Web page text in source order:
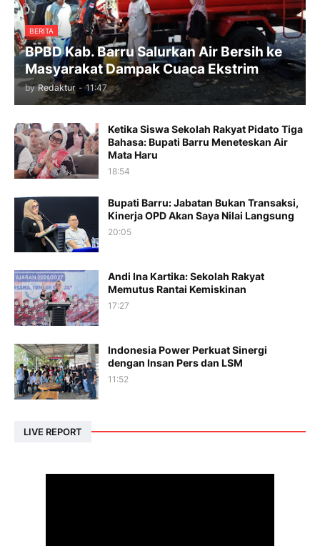
BERITA
BPBD Kab. Barru Salurkan Air Bersih ke
Masyarakat Dampak Cuaca Ekstrim
by Redaktur - 11:47
Ketika Siswa Sekolah Rakyat Pidato Tiga
Bahasa: Bupati Barru Meneteskan Air
Mata Haru
18:54
Bupati Barru: Jabatan Bukan Transaksi,
Kinerja OPD Akan Saya Nilai Langsung
20:05
Andi Ina Kartika: Sekolah Rakyat
Memutus Rantai Kemiskinan
17:27
Indonesia Power Perkuat Sinergi
dengan Insan Pers dan LSM
11:52
LIVE REPORT